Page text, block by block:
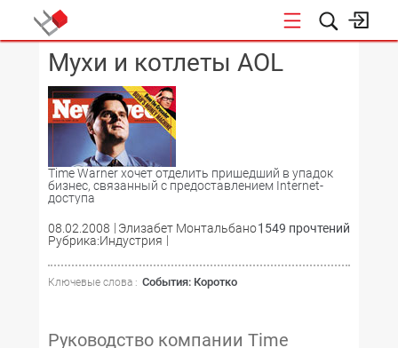
КОНФЕРЕНЦИИ
Мухи и котлеты AOL
Time Warner хочет отделить пришедший в упадок
бизнес, связанный с предоставлением Internet-
доступа
08.02.2008
Элизабет Монтальбано
Рубрика:Индустрия
1549 прочтений
Ключевые слова : События: Коротко
Руководство компании Time